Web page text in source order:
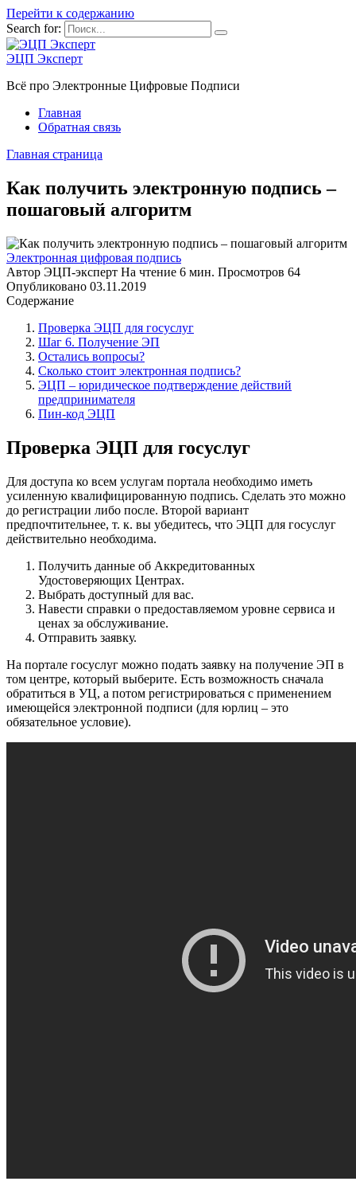
Перейти к содержанию
Search for:
ЭЦП Эксперт
Всё про Электронные Цифровые Подписи
Главная
Обратная связь
Главная страница
Как получить электронную подпись –
пошаговый алгоритм
Электронная цифровая подпись
Автор ЭЦП-эксперт На чтение 6 мин. Просмотров 64
Опубликовано 03.11.2019
Содержание
Проверка ЭЦП для госуслуг
Шаг 6. Получение ЭП
Остались вопросы?
Сколько стоит электронная подпись?
ЭЦП – юридическое подтверждение действий
предпринимателя
Пин-код ЭЦП
Проверка ЭЦП для госуслуг
Для доступа ко всем услугам портала необходимо иметь
усиленную квалифицированную подпись. Сделать это можно
до регистрации либо после. Второй вариант
предпочтительнее, т. к. вы убедитесь, что ЭЦП для госуслуг
действительно необходима.
Получить данные об Аккредитованных
Удостоверяющих Центрах.
Выбрать доступный для вас.
Навести справки о предоставляемом уровне сервиса и
ценах за обслуживание.
Отправить заявку.
На портале госуслуг можно подать заявку на получение ЭП в
том центре, который выберите. Есть возможность сначала
обратиться в УЦ, а потом регистрироваться с применением
имеющейся электронной подписи (для юрлиц – это
обязательное условие).